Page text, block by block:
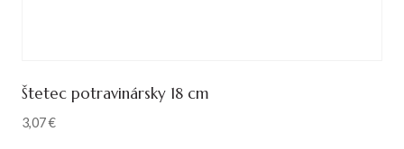
Štetec potravinársky 18 cm
3,07€